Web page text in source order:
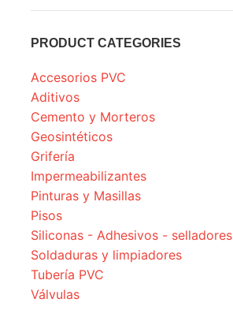
PRODUCT CATEGORIES
Accesorios PVC
Aditivos
Cemento y Morteros
Geosintéticos
Grifería
Impermeabilizantes
Pinturas y Masillas
Pisos
Siliconas - Adhesivos - selladores
Soldaduras y limpiadores
Tubería PVC
Válvulas